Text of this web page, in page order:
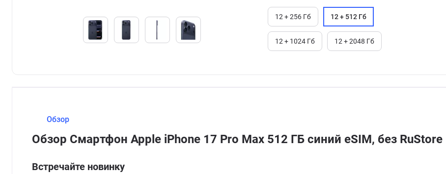
12 + 256 Гб 12 + 512 Гб
12 + 1024 Гб 12 + 2048 Гб
Обзор
Обзор Смартфон Apple iPhone 17 Pro Max 512 ГБ синий eSIM, без RuStore
Встречайте новинку